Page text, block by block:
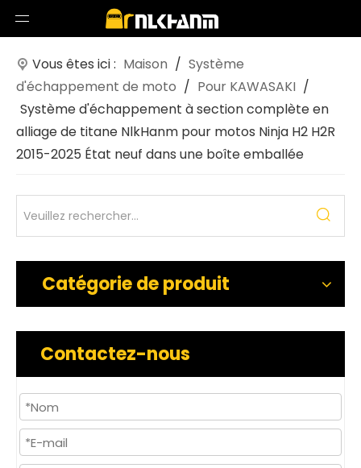
Vous êtes ici : Maison / Système
d'échappement de moto / Pour KAWASAKI /
Système d'échappement à section complète en
alliage de titane NlkHanm pour motos Ninja H2 H2R
2015-2025 État neuf dans une boîte emballée
Catégorie de produit
Contactez-nous